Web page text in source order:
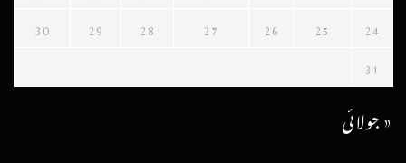
24
25
26
27
28
29
30
31
« جولائی